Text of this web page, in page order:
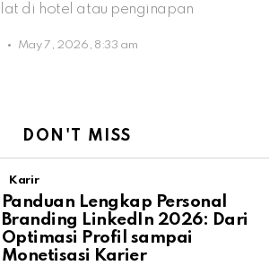
di hotel atau penginapan
May 7, 2026, 8:33 am
DON'T MISS
Karir
Panduan Lengkap Personal
Branding LinkedIn 2026: Dari
Optimasi Profil sampai
Monetisasi Karier